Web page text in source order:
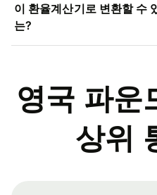
이 환율계산기로 변환할 수
는?
영국 파운
상위